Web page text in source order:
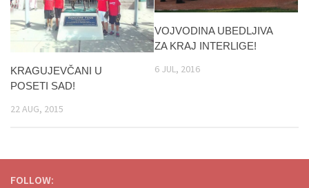
KRAGUJEVČANI U
POSETI SAD!
22 AUG, 2015
VOJVODINA UBEDLJIVA
ZA KRAJ INTERLIGE!
6 JUL, 2016
FOLLOW: